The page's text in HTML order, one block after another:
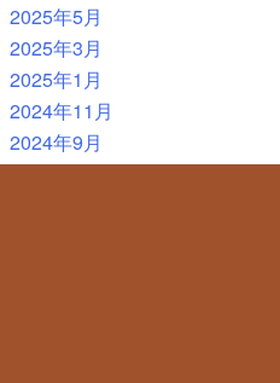
2025年5月
2025年3月
2025年1月
2024年11月
2024年9月